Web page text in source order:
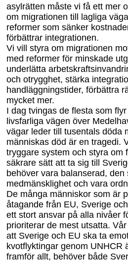
asylrätten måste vi få ett mer
om migrationen till lagliga
reformer som sänker
förbättrar integrationen.
Vi vill styra om migrationen
med reformer för minskade
underlätta
och otrygghet, stärka
handläggningstider, förbättra
mycket mer.
I dag tvingas de flesta som
livsfarliga vägen över
vägar leder till tusentals döda
människas död är en tragedi.
tryggare system och styra om
säkrare sätt att ta sig till
behöver vara balanserad, den
medmänsklighet och vara
De många människor som är
åtagande från EU, Sverige
ett stort ansvar på alla nivåer
prioriterar de mest utsatta.
att Sverige och EU ska ta
kvotflyktingar genom UNHCR
framför allt, behöver både